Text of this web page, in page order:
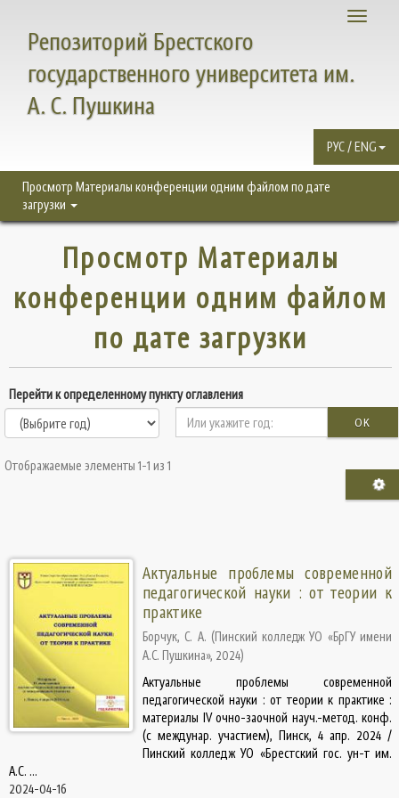
Toggle
Репозиторий Брестского
государственного университета им.
А. С. Пушкина
РУС / ENG
Просмотр Материалы конференции одним файлом по дате
загрузки
Просмотр Материалы
конференции одним файлом
по дате загрузки
Перейти к определенному пункту оглавления
OK
Отображаемые элементы 1-1 из 1
Актуальные проблемы современной
педагогической науки : от теории к
практике
Борчук, С. А. (Пинский колледж УО «БрГУ имени
А.С. Пушкина», 2024)
Актуальные проблемы современной
педагогической науки : от теории к практике :
материалы IV очно-заочной науч.-метод. конф.
(с междунар. участием), Пинск, 4 апр. 2024 /
Пинский колледж УО «Брестский гос. ун-т им.
А.С. ...
2024-04-16